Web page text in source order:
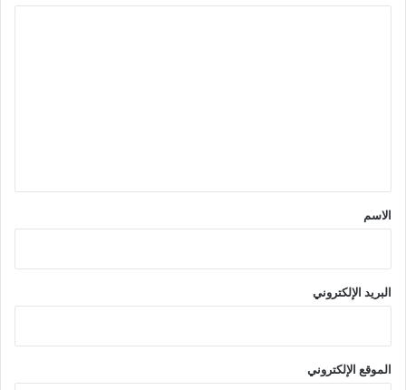
*
الاسم
البريد الإلكتروني
الموقع الإلكتروني